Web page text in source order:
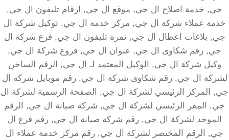
جي, خدمة اصلاح ال جي, موقع ال جي, ارقام تليفون ال جي,
خدمة عملاء شركة ال جي, مركز خدمة ال جي, توكيل شركة ال
جي, بلاغات اعطال ال جي, نمرة تليفون ال جي, فرع شركة ال
جي, رقم شكاوى ال جي, عنوان ال جي, فروع شركة ال جي,
وكيل شركة ال جي, الوكيل المعتمد لـ ال جي, الرقم الساخن
لشركة ال جي, رقم شكاوى شركة ال جي, رقم موبايل شركة ال
جي, المركز الرئيسي لشركة ال جي, الصفحة الرسمية لشركة ال
جي, المقر الرئيسي لشركة ال جي, شركة صيانة ال جي, الرقم
الموحد لشركة ال جي, رقم شركة صيانة ال جي, رقم فرع ال
جي, الرقم المختصر لشركة ال جي, رقم مركز خدمة عملاء ال